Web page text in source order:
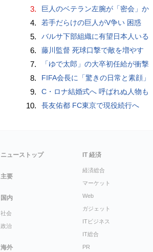
3. 巨人のベテラン左腕が「密会」か
4. 若手だらけの巨人がV争い 困惑
5. バルサ下部組織に有望日本人いる
6. 藤川監督 死球口撃で敵を増やす
7. 「ゆで太郎」の大卒初任給が衝撃
8. FIFA会長に「驚きの日常と素顔」
9. C・ロナ結婚式へ 呼ばれぬ人物も
10. 長友佑都 FC東京で現役続行へ
ニューストップ
主要
国内
社会
政治
海外
IT 経済
経済総合
マーケット
Web
ガジェット
ITビジネス
IT総合
PR